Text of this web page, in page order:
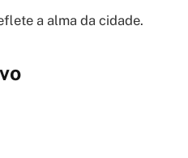
a alma da cidade.